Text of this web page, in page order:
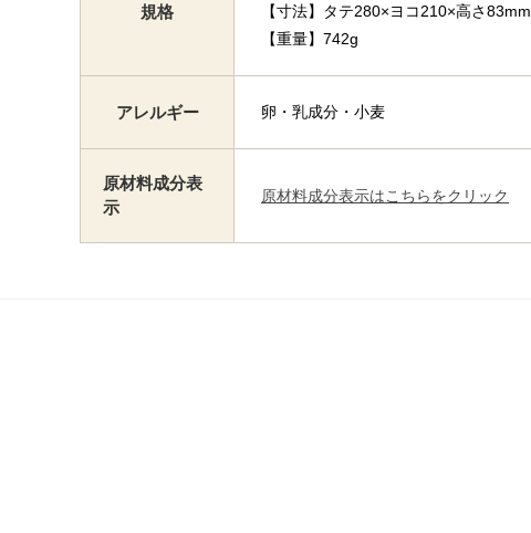
規格
【寸法】タテ280×ヨコ210×高さ83mm
【重量】742g
アレルギー 卵・乳成分・小麦
原材料成分表
示
原材料成分表示はこちらをクリック